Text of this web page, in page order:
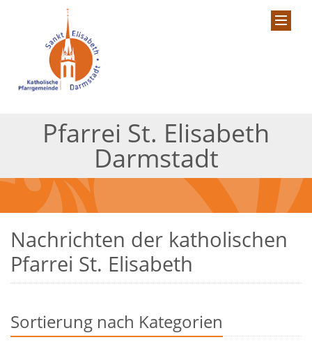
Pfarrei St. Elisabeth
Darmstadt
Nachrichten der katholischen
Pfarrei St. Elisabeth
Sortierung nach Kategorien